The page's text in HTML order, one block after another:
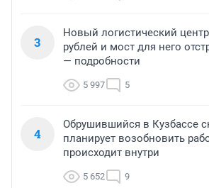
3
Новый логистический
рублей и мост для него
— подробности
5 997 5
4
Обрушившийся в Кузбассе
планирует возобновить
происходит внутри
5 652 9